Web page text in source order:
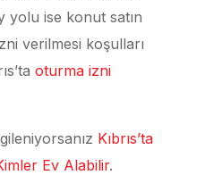
yolu ise konut satın
verilmesi koşulları
oturma izni
Kıbrıs’ta
Ev Alabilir.